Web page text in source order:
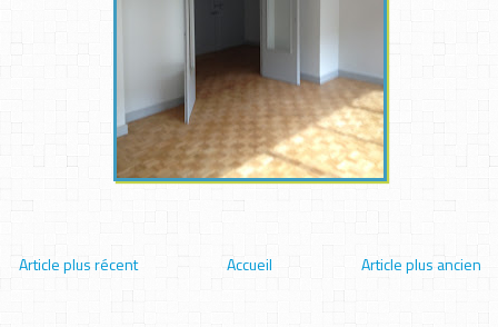
Article plus récent Article plus ancien
Accueil